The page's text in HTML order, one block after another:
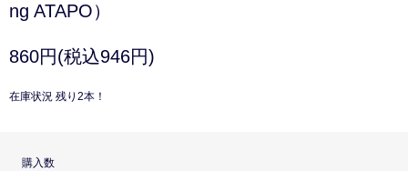
ng ATAPO）
860円(税込946円)
在庫状況 残り2本！
購入数